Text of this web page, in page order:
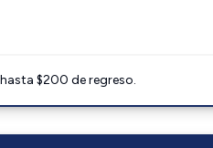
$200 de regreso.